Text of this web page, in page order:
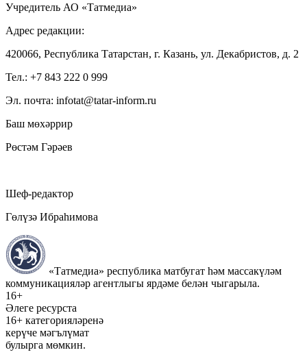
Учредитель АО «Татмедиа»
Адрес редакции:
420066, Республика Татарстан, г. Казань, ул. Декабристов, д. 2
Тел.: +7 843 222 0 999
Эл. почта: infotat@tatar-inform.ru
Баш мөхәррир
Рөстәм Гәрәев
Шеф-редактор
Гөлүзә Ибраһимова
«Татмедиа» республика матбугат һәм массакүләм
коммуникацияләр агентлыгы ярдәме белән чыгарыла.
16+
Әлеге ресурста
16+ категорияләренә
керүче мәгълүмат
булырга мөмкин.